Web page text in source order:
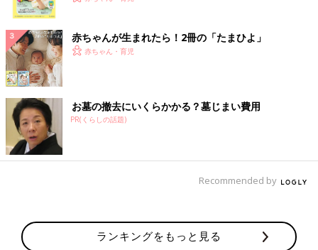
赤ちゃんが生まれたら！2冊の「たまひよ」
赤ちゃん・育児
お墓の撤去にいくらかかる？墓じまい費用
PR(くらしの話題)
Recommended by
ランキングをもっと見る